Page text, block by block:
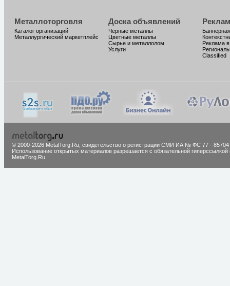
Металлоторговля
Каталог организаций
Металлургический маркетплейс
Доска объявлений
Черные металлы
Цветные металлы
Сырье и металлолом
Услуги
Реклама
Classified
© 2000-2026 MetalTorg.Ru, cвидетельство о регистрации СМИ ИА № ФС 77 - 85704
Использование открытых материалов разрешается с обязательной гиперссылкой
MetalTorg.Ru